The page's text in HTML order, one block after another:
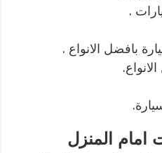
.
بافضل الانواع .
امام المنزل